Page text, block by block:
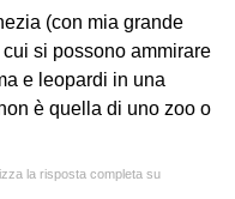
(con mia grande
si possono ammirare
e leopardi in una
è quella di uno zoo o
la risposta completa su